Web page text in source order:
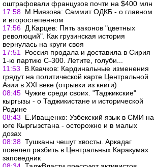
оштрафовали французов почти на $400 млн
17:58 М.Ниязова: Саммит ОДКБ - о главном
и второстепенном
17:56 Д.Карцев: Пять законов "цветных
революций". Как грузинская история
вернулась на круги своя
17:51
Россия продала и доставила в Сирия
1-ю партию С-300. Летите, голуби...
11:53
В.Квачков: Кардинальные изменения
грядут на политической карте Центральной
Азии в XXI веке (отрывки из книги)
08:45 Чужие среди своих. "Таджикские"
кыргызы - о Таджикистане и исторической
Родине
08:43
Е.Иващенко: Узбекский язык в СМИ на
юге Кыргызстана - осторожно и в малых
дозах
08:38 Тушканы чешут хвосты. Аркадаг
повелел разбить в Центральных Каракумах
заповедник